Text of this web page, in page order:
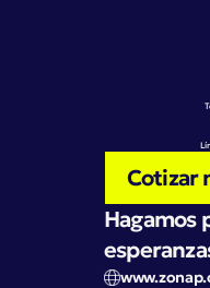
Cotizar
Hagamos